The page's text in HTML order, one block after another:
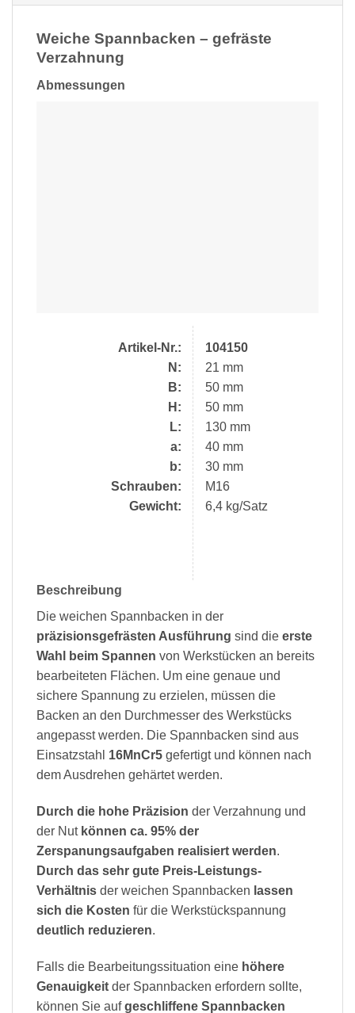
Weiche Spannbacken – gefräste
Verzahnung
Abmessungen
Artikel-Nr.:
N:
B:
H:
L:
a:
b:
Schrauben:
Gewicht:
104150
21 mm
50 mm
50 mm
130 mm
40 mm
30 mm
M16
6,4 kg/Satz
Beschreibung
Die weichen Spannbacken in der
präzisionsgefrästen Ausführung sind die erste
Wahl beim Spannen von Werkstücken an bereits
bearbeiteten Flächen. Um eine genaue und
sichere Spannung zu erzielen, müssen die
Backen an den Durchmesser des Werkstücks
angepasst werden. Die Spannbacken sind aus
Einsatzstahl 16MnCr5 gefertigt und können nach
dem Ausdrehen gehärtet werden.
Durch die hohe Präzision der Verzahnung und
der Nut können ca. 95% der
Zerspanungsaufgaben realisiert werden.
Durch das sehr gute Preis-Leistungs-
Verhältnis der weichen Spannbacken lassen
sich die Kosten für die Werkstückspannung
deutlich reduzieren.
Falls die Bearbeitungssituation eine höhere
Genauigkeit der Spannbacken erfordern sollte,
können Sie aufgeschliffene Spannbacken